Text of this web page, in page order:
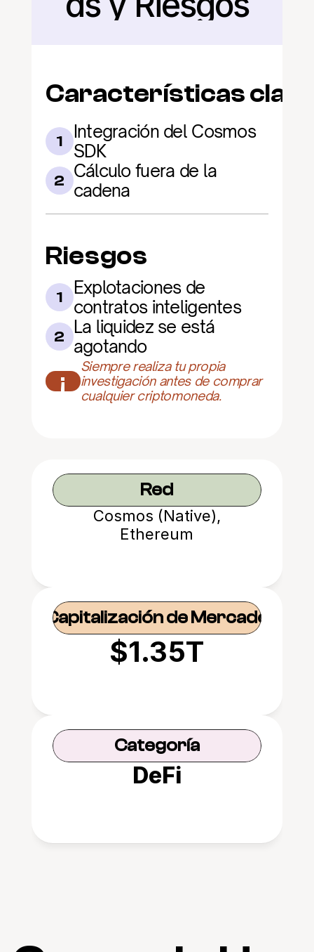
Características
1
Integración del Cosmos
SDK
2 Cálculo fuera de la
cadena
Riesgos
1
Explotaciones de
contratos inteligentes
2 La liquidez se está
agotando
¡
Siempre realiza tu propia
investigación antes de comprar
cualquier criptomoneda.
Red
Cosmos (Native),
Ethereum
Capitalización de Mercado
$1.35T
Categoría
DeFi